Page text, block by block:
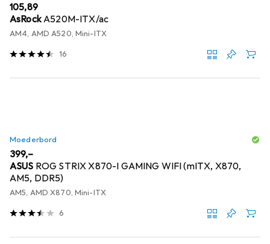
EUR
105,89
AsRockA520M-ITX/ac
AM4, AMD A520, Mini-ITX
16
Moederbord
EUR
399,–
ASUS ROG STRIX X870-I GAMING WIFI (mITX, X870,
AM5, DDR5)
AM5, AMD X870, Mini-ITX
6